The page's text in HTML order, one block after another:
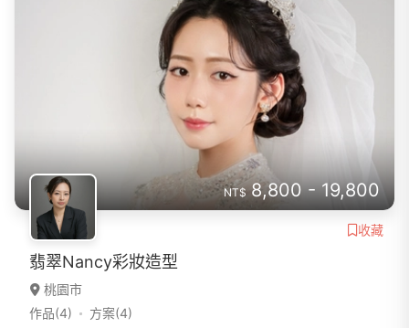
NT$ 8,800 - 19,800
收藏
翡翠Nancy彩妝造型
桃園市
作品(4)
方案(4)